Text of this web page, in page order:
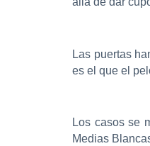
Las puertas
es el que el
Los casos se
Medias